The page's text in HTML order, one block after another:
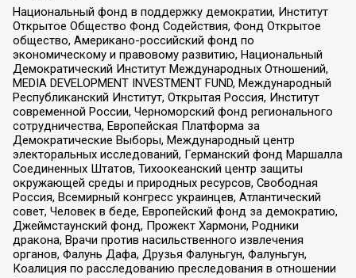
Национальный фонд в поддержку демократии, Институт
Открытое Общество Фонд Содействия, Фонд Открытое
общество, Американо-российский фонд по
экономическому и правовому развитию, Национальный
Демократический Институт Международных Отношений,
MEDIA DEVELOPMENT INVESTMENT FUND, Международный
Республиканский Институт, Открытая Россия, Институт
современной России, Черноморский фонд регионального
сотрудничества, Европейская Платформа за
Демократические Выборы, Международный центр
электоральных исследований, Германский фонд Маршалла
Соединенных Штатов, Тихоокеанский центр защиты
окружающей среды и природных ресурсов, Свободная
Россия, Всемирный конгресс украинцев, Атлантический
совет, Человек в беде, Европейский фонд за демократию,
Джеймстаунский фонд, Прожект Хармони, Родники
дракона, Врачи против насильственного извлечения
органов, Фалунь Дафа, Друзья Фалуньгун, Фалуньгун,
Коалиция по расследованию преследования в отношении